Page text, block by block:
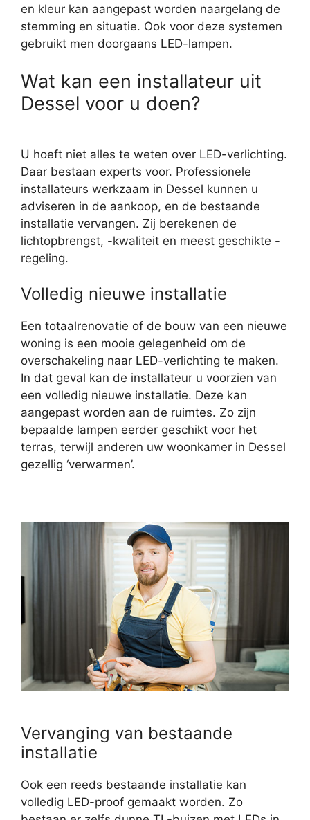
en kleur kan aangepast worden naargelang de
stemming en situatie. Ook voor deze systemen
gebruikt men doorgaans LED-lampen.
Wat kan een installateur uit
Dessel voor u doen?
U hoeft niet alles te weten over LED-verlichting.
Daar bestaan experts voor. Professionele
installateurs werkzaam in Dessel kunnen u
adviseren in de aankoop, en de bestaande
installatie vervangen. Zij berekenen de
lichtopbrengst, -kwaliteit en meest geschikte -
regeling.
Volledig nieuwe installatie
Een totaalrenovatie of de bouw van een nieuwe
woning is een mooie gelegenheid om de
overschakeling naar LED-verlichting te maken.
In dat geval kan de installateur u voorzien van
een volledig nieuwe installatie. Deze kan
aangepast worden aan de ruimtes. Zo zijn
bepaalde lampen eerder geschikt voor het
terras, terwijl anderen uw woonkamer in Dessel
gezellig ‘verwarmen’.
Vervanging van bestaande
installatie
Ook een reeds bestaande installatie kan
volledig LED-proof gemaakt worden. Zo